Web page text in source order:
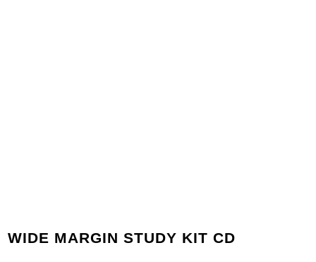
WIDE MARGIN STUDY KIT CD